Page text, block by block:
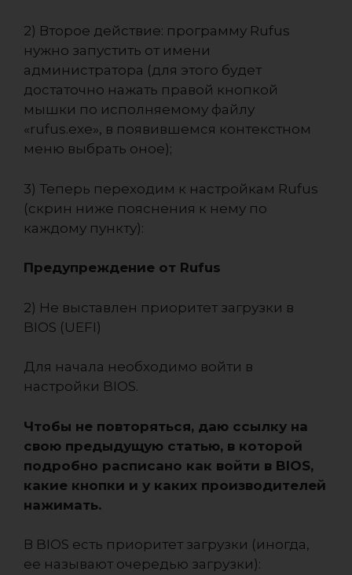
2) Второе действие: программу Rufus
нужно запустить от имени
администратора (для этого будет
достаточно нажать правой кнопкой
мышки по исполняемому файлу
«rufus.exe», в появившемся контекстном
меню выбрать оное);
3) Теперь переходим к настройкам Rufus
(скрин ниже пояснения к нему по
каждому пункту):
Предупреждение от Rufus
2) Не выставлен приоритет загрузки в
BIOS (UEFI)
Для начала необходимо войти в
настройки BIOS.
Чтобы не повторяться, даю ссылку на
свою предыдущую статью, в которой
подробно расписано как войти в BIOS,
какие кнопки и у каких производителей
нажимать.
В BIOS есть приоритет загрузки (иногда,
ее называют очередью загрузки):